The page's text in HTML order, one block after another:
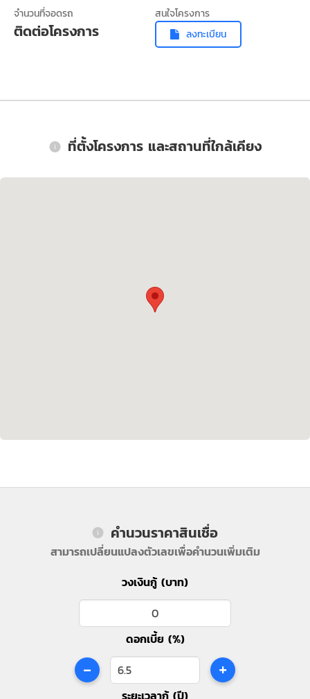
จำนวนที่จอดรถ
ติดต่อโครงการ
สนใจโครงการ
ลงทะเบียน
ที่ตั้งโครงการ และสถานที่ใกล้เคียง
คำนวนราคาสินเชื่อ
สามารถเปลี่ยนแปลงตัวเลขเพื่อคำนวนเพิ่มเติม
วงเงินกู้ (บาท)
ดอกเบี้ย (%)
- +
ระยะเวลากู้ (ปี)